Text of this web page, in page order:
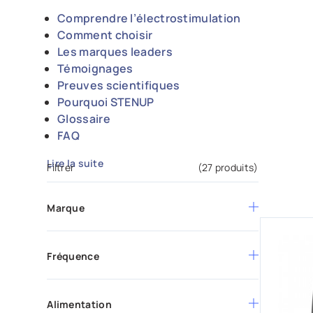
Comprendre l’électrostimulation
Comment choisir
Les marques leaders
Témoignages
Preuves scientifiques
Pourquoi STENUP
Glossaire
FAQ
Lire la suite
Filtrer (27 produits)
Marque
Compex
Chattanooga
Fréquence
1 à 120 Hz
Alimentation